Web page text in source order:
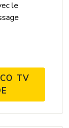
le
TV